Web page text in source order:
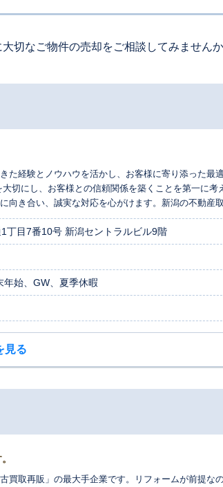
切なご物件の売却をご相談してみませんか
た経験とノウハウを活かし、お客様に寄り添った最
切にし、お客様との信頼関係を築くことを第一に考
向き合い、誠実な対応を心がけます。新潟の不動産取
丁目7番10号 新潟セントラルビル9階
年始、GW、夏季休暇
見る
取再販」の最大手企業です。リフォームが前提なの